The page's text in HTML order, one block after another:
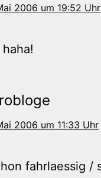
2006 um 19:52 Uhr
2006 um 11:33 Uhr
fahrlaessig /